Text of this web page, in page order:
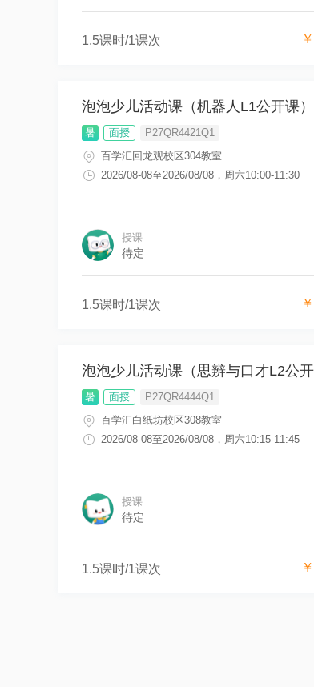
1.5课时/1课次 ￥
泡泡少儿活动课（机器人L1公开课）
暑 面授
P27QR4421Q1
百学汇回龙观校区304教室
2026/08-08至2026/08/08 ， 周六10:00-11:30
授课
待定
1.5课时/1课次 ￥
泡泡少儿活动课（思辨与口才L2公开
暑 面授
P27QR4444Q1
百学汇白纸坊校区308教室
2026/08-08至2026/08/08 ， 周六10:15-11:45
授课
待定
1.5课时/1课次 ￥